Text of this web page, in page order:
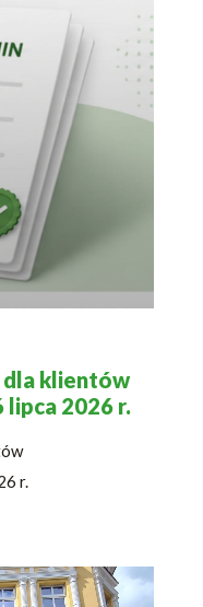
dla klientów
2026 r.
r.